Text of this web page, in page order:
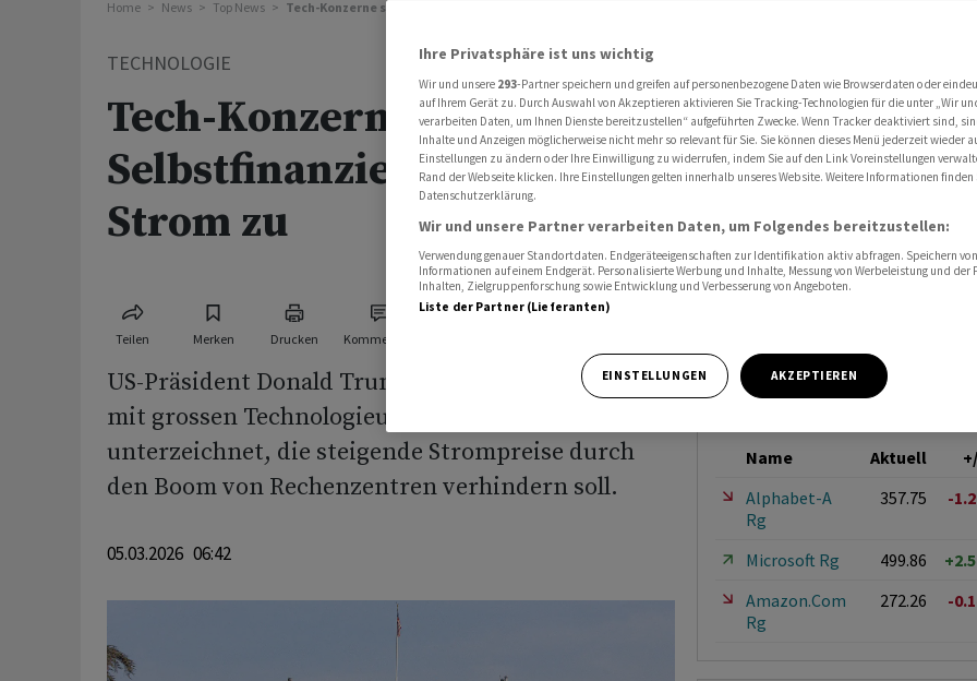
Home News Top News Tech-Konzerne sagen Selbstfinanzierung von KI-Strom zu
TECHNOLOGIE
Tech-Konzerne sagen
Selbstfinanzierung von KI-
Strom zu
Teilen Merken Drucken Kommentare
US-Präsident Donald Trump hat eine Vereinbarung
mit grossen Technologieunternehmen
unterzeichnet, die steigende Strompreise durch
den Boom von Rechenzentren verhindern soll.
05.03.2026 06:42
Name Aktuell
Alphabet-A
Rg
357.75 -
Microsoft Rg 499.86
Amazon.Com
Rg
272.26 -
Ihre Privatsphäre ist uns wichtig
Wir und unsere 293-Partner speichern und greifen auf personenbezogene Daten wie Browserdaten oder
auf Ihrem Gerät zu. Durch Auswahl von Akzeptieren aktivieren Sie Tracking-Technologien für die unter „Wir
verarbeiten Daten, um Ihnen Dienste bereitzustellen“ aufgeführten Zwecke. Wenn Tracker deaktiviert sind,
Inhalte und Anzeigen möglicherweise nicht mehr so relevant für Sie. Sie können dieses Menü jederzeit wieder
Einstellungen zu ändern oder Ihre Einwilligung zu widerrufen, indem Sie auf den Link Voreinstellungen
Rand der Webseite klicken. Ihre Einstellungen gelten innerhalb unseres Website. Weitere Informationen finden
Datenschutzerklärung.
Wir und unsere Partner verarbeiten Daten, um Folgendes bereitzustellen:
Verwendung genauer Standortdaten. Endgeräteeigenschaften zur Identifikation aktiv abfragen. Speichern
Informationen auf einem Endgerät. Personalisierte Werbung und Inhalte, Messung von Werbeleistung und der
Inhalten, Zielgruppenforschung sowie Entwicklung und Verbesserung von Angeboten.
Liste der Partner (Lieferanten)
EINSTELLUNGEN AKZEPTIEREN